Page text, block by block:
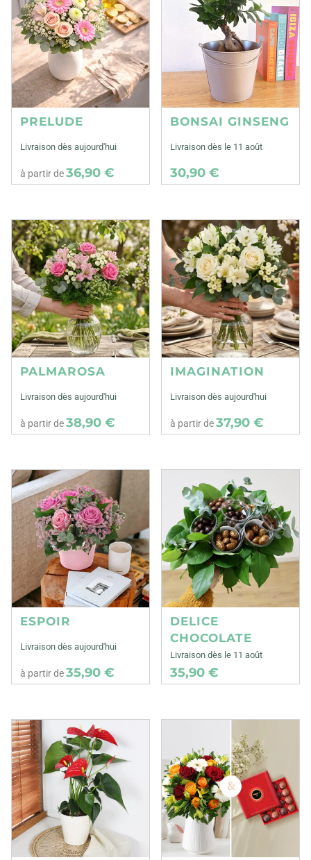
PRELUDE
Livraison dès aujourd'hui
à partir de36,90 €
BONSAI GINSENG
Livraison dès le 11 août
30,90 €
PALMAROSA
Livraison dès aujourd'hui
à partir de38,90 €
IMAGINATION
Livraison dès aujourd'hui
à partir de37,90 €
ESPOIR
Livraison dès aujourd'hui
à partir de35,90 €
DELICE
CHOCOLATE
Livraison dès le 11 août
35,90 €